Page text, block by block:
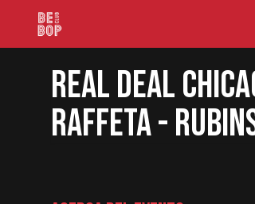
Real Deal
Raffeta -